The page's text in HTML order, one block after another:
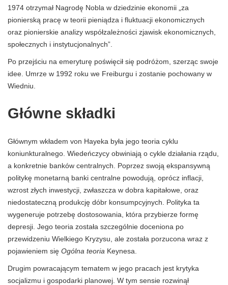
1974 otrzymał Nagrodę Nobla w dziedzinie ekonomii „za
pionierską pracę w teorii pieniądza i fluktuacji ekonomicznych
oraz pionierskie analizy współzależności zjawisk ekonomicznych,
społecznych i instytucjonalnych”.
Po przejściu na emeryturę poświęcił się podróżom, szerząc swoje
idee. Umrze w 1992 roku we Freiburgu i zostanie pochowany w
Wiedniu.
Główne składki
Głównym wkładem von Hayeka była jego teoria cyklu
koniunkturalnego. Wiedeńczycy obwiniają o cykle działania rządu,
a konkretnie banków centralnych. Poprzez swoją ekspansywną
politykę monetarną banki centralne powodują, oprócz inflacji,
wzrost złych inwestycji, zwłaszcza w dobra kapitałowe, oraz
niedostateczną produkcję dóbr konsumpcyjnych. Polityka ta
wygeneruje potrzebę dostosowania, która przybierze formę
depresji. Jego teoria została szczególnie doceniona po
przewidzeniu Wielkiego Kryzysu, ale została porzucona wraz z
pojawieniem się Ogólna teoria Keynesa.
Drugim powracającym tematem w jego pracach jest krytyka
socjalizmu i gospodarki planowej. W tym sensie rozwinął